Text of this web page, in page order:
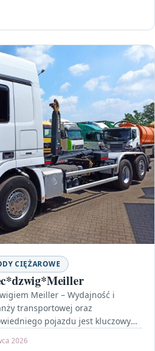
CIĘŻAROWE
Meiller – Wydajność i
transportowej oraz
pojazdu jest kluczowy
2026